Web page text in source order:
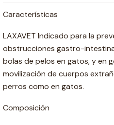
Características
LAXAVET Indicado para la
obstrucciones gastro-
bolas de pelos en gatos, y en
movilización de cuerpos
perros como en gatos.
Composición